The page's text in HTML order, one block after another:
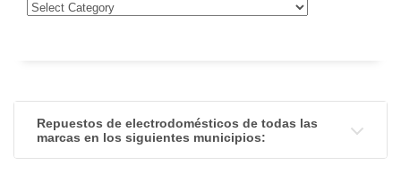
Repuestos de electrodomésticos de todas las
marcas en los siguientes municipios: